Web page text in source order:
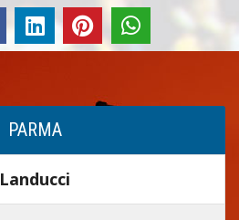
PARMA
Landucci